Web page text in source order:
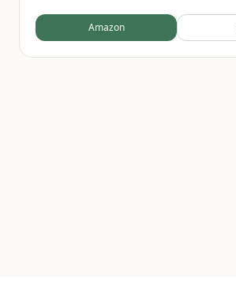
sous Vide
Amazon